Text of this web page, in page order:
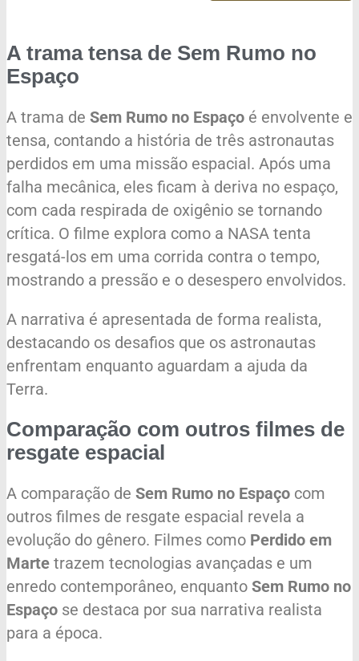
A trama tensa de Sem Rumo no
Espaço
A trama de Sem Rumo no Espaço é envolvente e
tensa, contando a história de três astronautas
perdidos em uma missão espacial. Após uma
falha mecânica, eles ficam à deriva no espaço,
com cada respirada de oxigênio se tornando
crítica. O filme explora como a NASA tenta
resgatá-los em uma corrida contra o tempo,
mostrando a pressão e o desespero envolvidos.
A narrativa é apresentada de forma realista,
destacando os desafios que os astronautas
enfrentam enquanto aguardam a ajuda da
Terra.
Comparação com outros filmes de
resgate espacial
A comparação de Sem Rumo no Espaço com
outros filmes de resgate espacial revela a
evolução do gênero. Filmes como Perdido em
Marte trazem tecnologias avançadas e um
enredo contemporâneo, enquanto Sem Rumo no
Espaço se destaca por sua narrativa realista
para a época.